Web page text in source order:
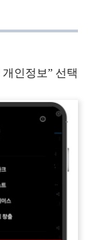
인정보” 선택